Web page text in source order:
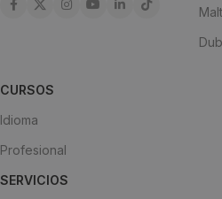
CURSOS
Idioma
Profesional
SERVICIOS